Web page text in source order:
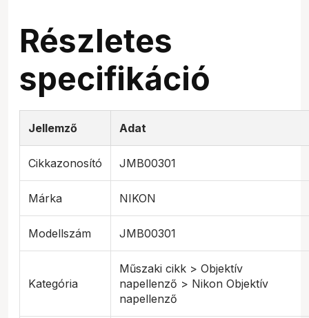
Részletes
specifikáció
Jellemző Adat
Cikkazonosító JMB00301
Márka NIKON
Modellszám JMB00301
Kategória
Műszaki cikk > Objektív
napellenző > Nikon Objektív
napellenző